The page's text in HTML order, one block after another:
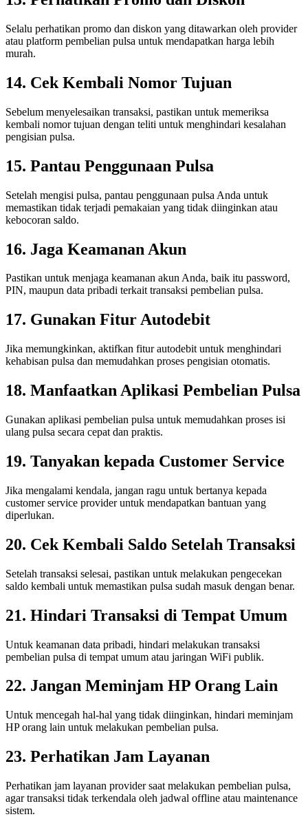
Selalu perhatikan promo dan diskon yang ditawarkan oleh provider
atau platform pembelian pulsa untuk mendapatkan harga lebih
murah.
14. Cek Kembali Nomor Tujuan
Sebelum menyelesaikan transaksi, pastikan untuk memeriksa
kembali nomor tujuan dengan teliti untuk menghindari kesalahan
pengisian pulsa.
15. Pantau Penggunaan Pulsa
Setelah mengisi pulsa, pantau penggunaan pulsa Anda untuk
memastikan tidak terjadi pemakaian yang tidak diinginkan atau
kebocoran saldo.
16. Jaga Keamanan Akun
Pastikan untuk menjaga keamanan akun Anda, baik itu password,
PIN, maupun data pribadi terkait transaksi pembelian pulsa.
17. Gunakan Fitur Autodebit
Jika memungkinkan, aktifkan fitur autodebit untuk menghindari
kehabisan pulsa dan memudahkan proses pengisian otomatis.
18. Manfaatkan Aplikasi Pembelian Pulsa
Gunakan aplikasi pembelian pulsa untuk memudahkan proses isi
ulang pulsa secara cepat dan praktis.
19. Tanyakan kepada Customer Service
Jika mengalami kendala, jangan ragu untuk bertanya kepada
customer service provider untuk mendapatkan bantuan yang
diperlukan.
20. Cek Kembali Saldo Setelah Transaksi
Setelah transaksi selesai, pastikan untuk melakukan pengecekan
saldo kembali untuk memastikan pulsa sudah masuk dengan benar.
21. Hindari Transaksi di Tempat Umum
Untuk keamanan data pribadi, hindari melakukan transaksi
pembelian pulsa di tempat umum atau jaringan WiFi publik.
22. Jangan Meminjam HP Orang Lain
Untuk mencegah hal-hal yang tidak diinginkan, hindari meminjam
HP orang lain untuk melakukan pembelian pulsa.
23. Perhatikan Jam Layanan
Perhatikan jam layanan provider saat melakukan pembelian pulsa,
agar transaksi tidak terkendala oleh jadwal offline atau maintenance
sistem.